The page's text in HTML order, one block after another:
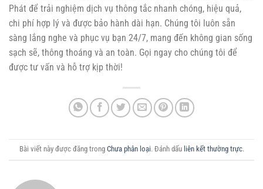
Phát để trải nghiệm dịch vụ thông tắc nhanh chóng, hiệu quả,
chi phí hợp lý và được bảo hành dài hạn. Chúng tôi luôn sẵn
sàng lắng nghe và phục vụ bạn 24/7, mang đến không gian sống
sạch sẽ, thông thoáng và an toàn. Gọi ngay cho chúng tôi để
được tư vấn và hỗ trợ kịp thời!
Bài viết này được đăng trong Chưa phân loại. Đánh dấu liên kết thường trực.